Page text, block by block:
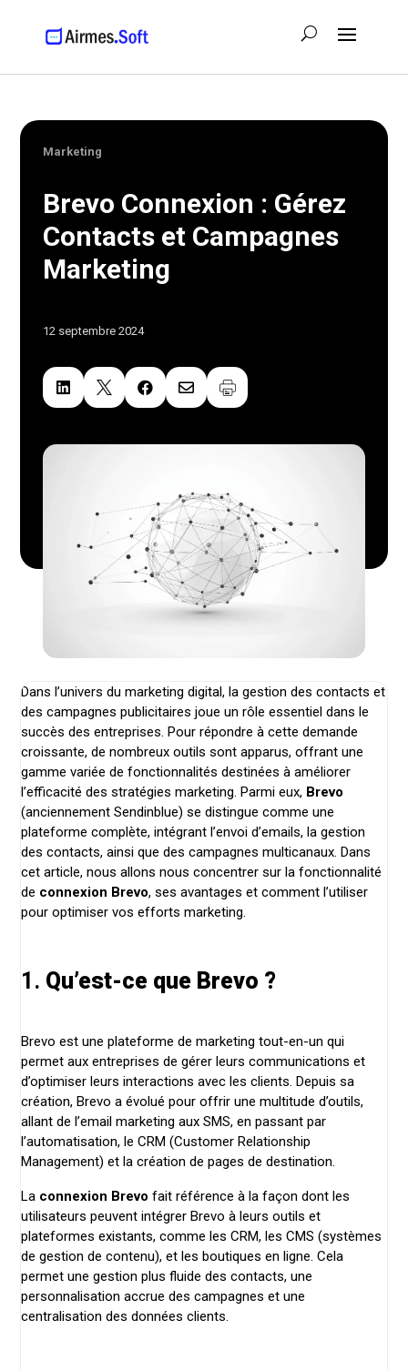
Marketing
Brevo Connexion : Gérez
Contacts et Campagnes
Marketing
12 septembre 2024
   
Dans l’univers du marketing digital, la gestion des contacts et
des campagnes publicitaires joue un rôle essentiel dans le
succès des entreprises. Pour répondre à cette demande
croissante, de nombreux outils sont apparus, offrant une
gamme variée de fonctionnalités destinées à améliorer
l’efficacité des stratégies marketing. Parmi eux, Brevo
(anciennement Sendinblue) se distingue comme une
plateforme complète, intégrant l’envoi d’emails, la gestion
des contacts, ainsi que des campagnes multicanaux. Dans
cet article, nous allons nous concentrer sur la fonctionnalité
de connexion Brevo, ses avantages et comment l’utiliser
pour optimiser vos efforts marketing.
1. Qu’est-ce que Brevo ?
Brevo est une plateforme de marketing tout-en-un qui
permet aux entreprises de gérer leurs communications et
d’optimiser leurs interactions avec les clients. Depuis sa
création, Brevo a évolué pour offrir une multitude d’outils,
allant de l’email marketing aux SMS, en passant par
l’automatisation, le CRM (Customer Relationship
Management) et la création de pages de destination.
La connexion Brevo fait référence à la façon dont les
utilisateurs peuvent intégrer Brevo à leurs outils et
plateformes existants, comme les CRM, les CMS (systèmes
de gestion de contenu), et les boutiques en ligne. Cela
permet une gestion plus fluide des contacts, une
personnalisation accrue des campagnes et une
centralisation des données clients.